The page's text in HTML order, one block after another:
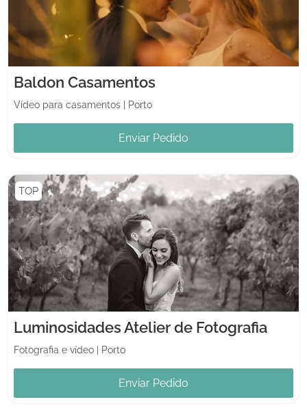
Baldon Casamentos
Vídeo para casamentos Porto
Enviar Pedido
TOP
Luminosidades Atelier de Fotografia
Fotografia e vídeo Porto
Enviar Pedido